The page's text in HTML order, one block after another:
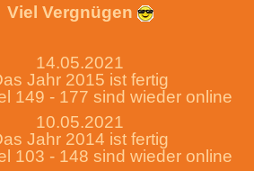
Viel Vergnügen
14.05.2021
Jahr 2015 ist fertig
149 - 177 sind wieder online
10.05.2021
Jahr 2014 ist fertig
103 - 148 sind wieder online